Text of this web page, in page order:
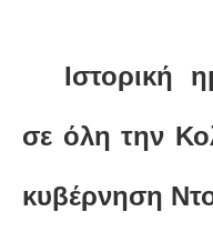
Ιστορική
σε όλη την
κυβέρνηση